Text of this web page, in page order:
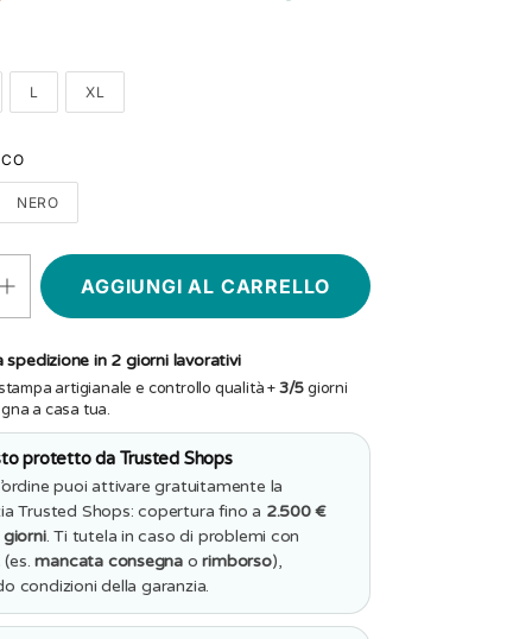
L XL
NERO
Aumenta
quantità
per
shirt
Donna
ho
sempre
ragione
quando
ho
torto,
ho
ragione
ad
avere
torto!
spedizione in 2 giorni lavorativi
artigianale e controllo qualità +3/5giorni
a casa tua.
protetto da Trusted Shops
puoi attivare gratuitamente la
Trusted Shops: copertura fino a 2.500 €
. Ti tutela in caso di problemi con
(es.mancata consegna orimborso),
condizioni della garanzia.